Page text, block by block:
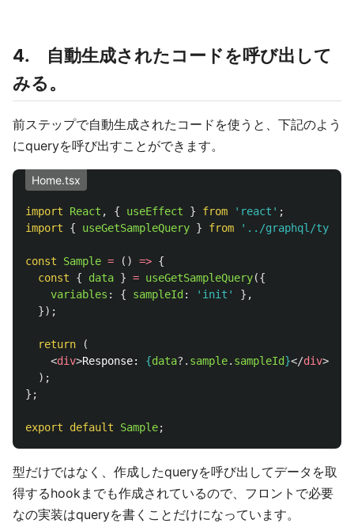
4. 自動生成されたコードを呼び出して
みる。
前ステップで自動生成されたコードを使うと、下記のよう
にqueryを呼び出すことができます。
Home.tsx
import React , { useEffect } from ' react ' ;
import
{ useGetSampleQuery } from ' ../graphql/types
const Sample = () => {
const
{ data } = useGetSampleQuery({
variables : { sampleId : ' init '
},
});
return
(
<div>Response: {data?. sample. sampleId}</div>
);
};
export default Sample;
型だけではなく、作成したqueryを呼び出してデータを取
得するhookまでも作成されているので、フロントで必要
なの実装はqueryを書くことだけになっています。